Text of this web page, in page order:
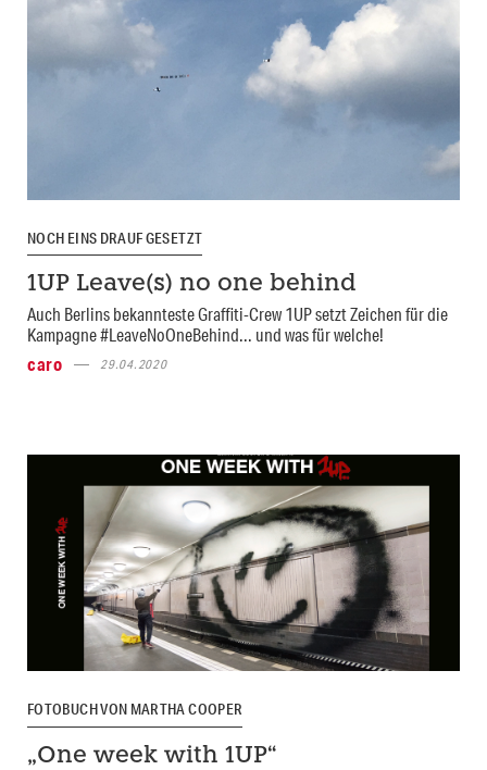
NOCH EINS DRAUF GESETZT
1UP Leave(s) no one behind
Auch Berlins bekannteste Graffiti-Crew 1UP setzt Zeichen für die
Kampagne #LeaveNoOneBehind... und was für welche!
caro
29.04.2020
FOTOBUCH VON MARTHA COOPER
„One week with 1UP“